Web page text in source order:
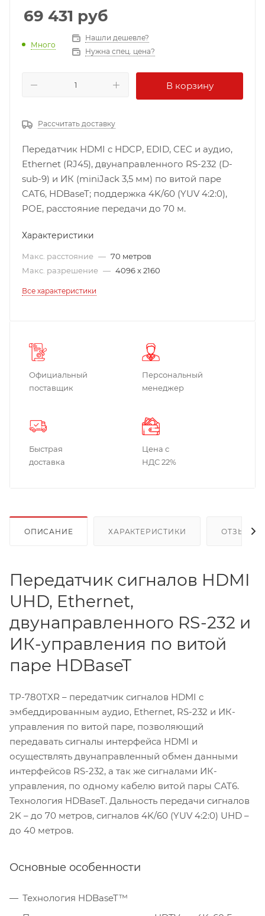
69 431 руб
Много
Нашли дешевле?
Нужна спец. цена?
В корзину
Рассчитать доставку
Передатчик HDMI c HDCP, EDID, CEC и аудио,
Ethernet (RJ45), двунаправленного RS-232 (D-
sub-9) и ИК (miniJack 3,5 мм) по витой паре
CAT6, HDBaseT; поддержка 4K/60 (YUV 4:2:0),
POE, расстояние передачи до 70 м.
Характеристики
Макс. расстояние — 70 метров
Макс. разрешение — 4096 x 2160
Все характеристики
Официальный
поставщик
Персональный
менеджер
Быстрая
доставка
Цена с
НДС 22%
ОПИСАНИЕ ХАРАКТЕРИСТИКИ ОТЗЫВЫ
Передатчик сигналов HDMI
UHD, Ethernet,
двунаправленного RS-232 и
ИК-управления по витой
паре HDBaseT
TP-780TXR – передатчик сигналов HDMI с
эмбеддированным аудио, Ethernet, RS-232 и ИК-
управления по витой паре, позволяющий
передавать сигналы интерфейса HDMI и
осуществлять двунаправленный обмен данными
интерфейсов RS-232, а так же сигналами ИК-
управления, по одному кабелю витой пары CAT6.
Технология HDBaseT. Дальность передачи сигналов
2K – до 70 метров, сигналов 4K/60 (YUV 4:2:0) UHD –
до 40 метров.
Основные особенности
Технология HDBaseT™